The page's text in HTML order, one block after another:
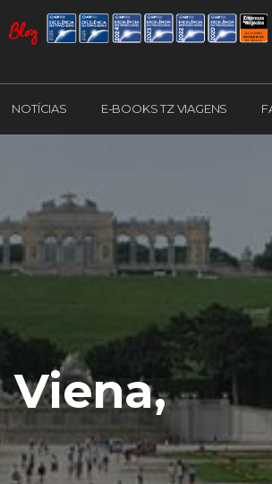
NOTÍCIAS E-BOOKS TZ VIAGENS